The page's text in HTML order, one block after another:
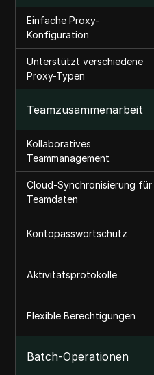
Einfache Proxy-
Konfiguration
Unterstützt verschiedene
Proxy-Typen
Teamzusammenarbeit
Kollaboratives
Teammanagement
Cloud-Synchronisierung für
Teamdaten
Kontopasswortschutz
Aktivitätsprotokolle
Flexible Berechtigungen
Batch-Operationen